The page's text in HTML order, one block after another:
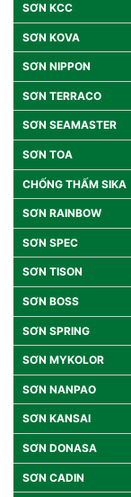
SƠN KCC
SƠN KOVA
SƠN NIPPON
SƠN TERRACO
SƠN SEAMASTER
SƠN TOA
CHỐNG THẤM SIKA
SƠN RAINBOW
SƠN SPEC
SƠN TISON
SƠN BOSS
SƠN SPRING
SƠN MYKOLOR
SƠN NANPAO
SƠN KANSAI
SƠN DONASA
SƠN CADIN